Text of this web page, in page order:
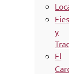
y
El